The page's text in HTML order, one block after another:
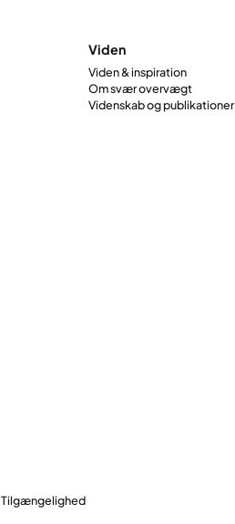
Viden
Viden & inspiration
Om svær overvægt
Videnskab og publikationer
Tilgængelighed